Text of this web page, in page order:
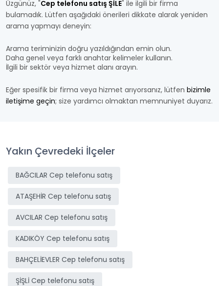
Üzgünüz, "Cep telefonu satış ŞİLE" ile ilgili bir firma
bulamadık. Lütfen aşağıdaki önerileri dikkate alarak yeniden
arama yapmayı deneyin:
Arama teriminizin doğru yazıldığından emin olun.
Daha genel veya farklı anahtar kelimeler kullanın.
İlgili bir sektör veya hizmet alanı arayın.
Eğer spesifik bir firma veya hizmet arıyorsanız, lütfen bizimle
iletişime geçin; size yardımcı olmaktan memnuniyet duyarız.
Yakın Çevredeki İlçeler
BAĞCILAR Cep telefonu satış
ATAŞEHİR Cep telefonu satış
AVCILAR Cep telefonu satış
KADIKÖY Cep telefonu satış
BAHÇELİEVLER Cep telefonu satış
ŞİŞLİ Cep telefonu satış